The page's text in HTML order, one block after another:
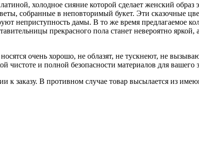
холодное сияние которой сделает женский
собранные в неповторимый букет. Эти сказочные
неприступность дамы. В то же время предлагаемое
прекрасного пола станет невероятно
очень хорошо, не облазят, не тускнеют, не
и полной безопасности материалов для вашего
к заказу. В противном случае товар высылается из